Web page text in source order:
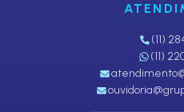
(11)
(11)